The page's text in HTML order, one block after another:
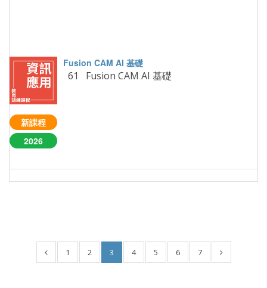
新課程
2026
61 Fusion CAM AI 基礎
1 2 3 4 5 6 7